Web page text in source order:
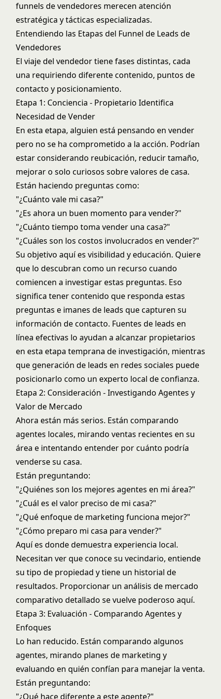
funnels de vendedores merecen atención
estratégica y tácticas especializadas.
Entendiendo las Etapas del Funnel de Leads de
Vendedores
El viaje del vendedor tiene fases distintas, cada
una requiriendo diferente contenido, puntos de
contacto y posicionamiento.
Etapa 1: Conciencia - Propietario Identifica
Necesidad de Vender
En esta etapa, alguien está pensando en vender
pero no se ha comprometido a la acción. Podrían
estar considerando reubicación, reducir tamaño,
mejorar o solo curiosos sobre valores de casa.
Están haciendo preguntas como:
"¿Cuánto vale mi casa?"
"¿Es ahora un buen momento para vender?"
"¿Cuánto tiempo toma vender una casa?"
"¿Cuáles son los costos involucrados en vender?"
Su objetivo aquí es visibilidad y educación. Quiere
que lo descubran como un recurso cuando
comiencen a investigar estas preguntas. Eso
significa tener contenido que responda estas
preguntas e imanes de leads que capturen su
información de contacto. Fuentes de leads en
línea efectivas lo ayudan a alcanzar propietarios
en esta etapa temprana de investigación, mientras
que generación de leads en redes sociales puede
posicionarlo como un experto local de confianza.
Etapa 2: Consideración - Investigando Agentes y
Valor de Mercado
Ahora están más serios. Están comparando
agentes locales, mirando ventas recientes en su
área e intentando entender por cuánto podría
venderse su casa.
Están preguntando:
"¿Quiénes son los mejores agentes en mi área?"
"¿Cuál es el valor preciso de mi casa?"
"¿Qué enfoque de marketing funciona mejor?"
"¿Cómo preparo mi casa para vender?"
Aquí es donde demuestra experiencia local.
Necesitan ver que conoce su vecindario, entiende
su tipo de propiedad y tiene un historial de
resultados. Proporcionar un análisis de mercado
comparativo detallado se vuelve poderoso aquí.
Etapa 3: Evaluación - Comparando Agentes y
Enfoques
Lo han reducido. Están comparando algunos
agentes, mirando planes de marketing y
evaluando en quién confían para manejar la venta.
Están preguntando:
"¿Qué hace diferente a este agente?"